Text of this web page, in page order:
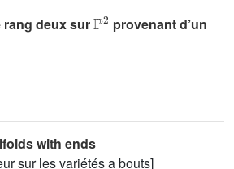
rang deux sur
2
provenant d’un
with ends
sur les variétés a bouts]